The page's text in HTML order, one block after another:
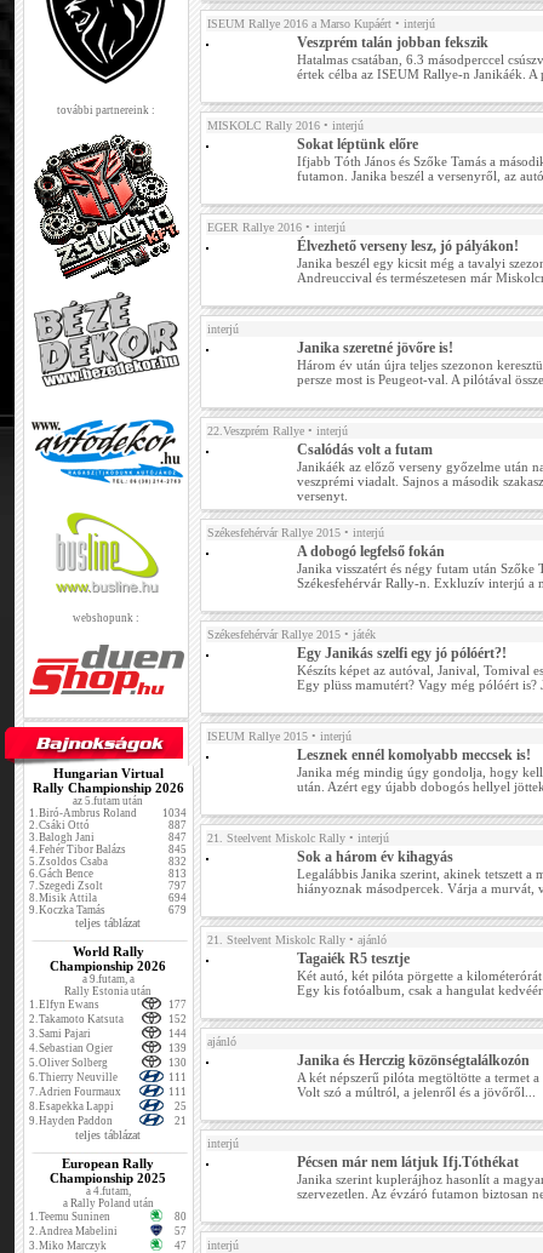
további partnereink :
webshopunk :
Hungarian Virtual
Rally Championship 2026
az 5.futam után
1.Biró-Ambrus Roland
1034
2.Csáki Ottó
887
3.Balogh Jani
847
4.Fehér Tibor Balázs
845
5.Zsoldos Csaba
832
6.Gách Bence
813
7.Szegedi Zsolt
797
8.Misik Attila
694
9.Koczka Tamás 679
teljes táblázat
World Rally
Championship 2026
a 9.futam, a
Rally Estonia után
1.Elfyn Ewans
177
2.Takamoto Katsuta
152
3.Sami Pajari
144
4.Sebastian Ogier
139
5.Oliver Solberg
130
6.Thierry Neuville
111
7.Adrien Fourmaux
111
8.Esapekka Lappi
25
9.Hayden Paddon 21
teljes táblázat
European Rally
Championship 2025
a 4.futam,
a Rally Poland után
1.Teemu Suninen
80
2.Andrea Mabelini
57
3.Miko Marczyk
47
ISEUM Rallye 2016 a Marso Kupáért • interjú
Veszprém talán jobban fekszik
Hatalmas csatában, 6.3 másodperccel
értek célba az ISEUM Rallye-n Janikáék. A
MISKOLC Rally 2016 • interjú
Sokat léptünk előre
Ifjabb Tóth János és Szőke Tamás a
futamon. Janika beszél a versenyről, az
EGER Rallye 2016 • interjú
Élvezhető verseny lesz, jó pályákon!
Janika beszél egy kicsit még a tavalyi
Andreuccival és természetesen már
interjú
Janika szeretné jövőre is!
Három év után újra teljes szezonon
persze most is Peugeot-val. A pilótával
22.Veszprém Rallye • interjú
Csalódás volt a futam
Janikáék az előző verseny győzelme után
veszprémi viadalt. Sajnos a második
versenyt.
Székesfehérvár Rallye 2015 • interjú
A dobogó legfelső fokán
Janika visszatért és négy futam után Szőke
Székesfehérvár Rally-n. Exkluzív interjú a
Székesfehérvár Rallye 2015 • játék
Egy Janikás szelfi egy jó pólóért?!
Készíts képet az autóval, Janival, Tomival
Egy plüss mamutért? Vagy még pólóért is?
ISEUM Rallye 2015 • interjú
Lesznek ennél komolyabb meccsek is!
Janika még mindig úgy gondolja, hogy
után. Azért egy újabb dobogós hellyel
21. Steelvent Miskolc Rally • interjú
Sok a három év kihagyás
Legalábbis Janika szerint, akinek tetszett a
hiányoznak másodpercek. Várja a murvát,
21. Steelvent Miskolc Rally • ajánló
Tagaiék R5 tesztje
Két autó, két pilóta pörgette a kilométerórát
Egy kis fotóalbum, csak a hangulat
ajánló
Janika és Herczig közönségtalálkozón
A két népszerű pilóta megtöltötte a termet
Volt szó a múltról, a jelenről és a jövőről...
interjú
Pécsen már nem látjuk Ifj.Tóthékat
Janika szerint kuplerájhoz hasonlít a
szervezetlen. Az évzáró futamon biztosan
interjú